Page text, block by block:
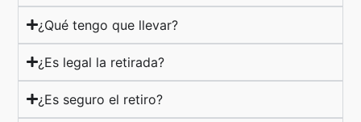
¿Qué tengo que llevar?
¿Es legal la retirada?
¿Es seguro el retiro?